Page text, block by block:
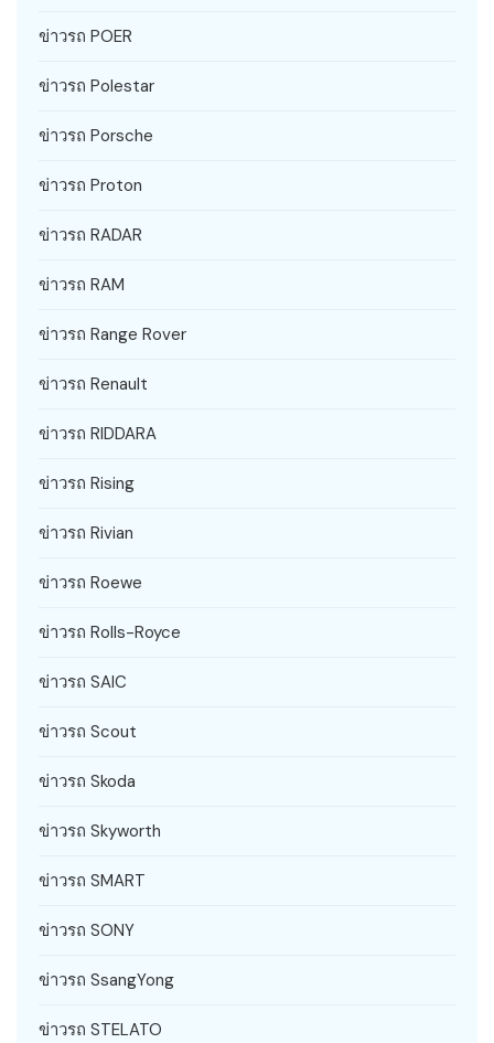
ข่าวรถ POER
ข่าวรถ Polestar
ข่าวรถ Porsche
ข่าวรถ Proton
ข่าวรถ RADAR
ข่าวรถ RAM
ข่าวรถ Range Rover
ข่าวรถ Renault
ข่าวรถ RIDDARA
ข่าวรถ Rising
ข่าวรถ Rivian
ข่าวรถ Roewe
ข่าวรถ Rolls-Royce
ข่าวรถ SAIC
ข่าวรถ Scout
ข่าวรถ Skoda
ข่าวรถ Skyworth
ข่าวรถ SMART
ข่าวรถ SONY
ข่าวรถ SsangYong
ข่าวรถ STELATO